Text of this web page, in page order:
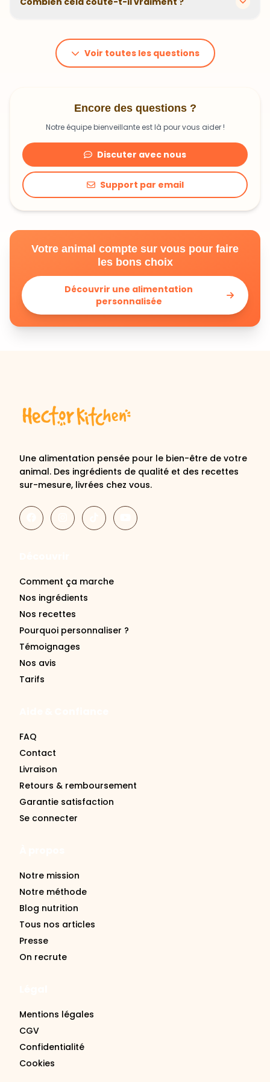
animal. En moyenne, comptez 1,20€ à 1,99€ par jour.
C'est un investissement dans sa santé qui peut vous
faire économiser en frais vétérinaires !
Voir toutes les questions
Encore des questions ?
Notre équipe bienveillante est là pour vous aider !
Discuter avec nous
Support par email
Votre animal compte sur vous pour faire
les bons choix
Découvrir une alimentation
personnalisée
Une alimentation pensée pour le bien-être de votre
animal. Des ingrédients de qualité et des recettes
sur-mesure, livrées chez vous.
Comment ça marche
Nos ingrédients
Nos recettes
Pourquoi personnaliser ?
Témoignages
Nos avis
Tarifs
FAQ
Contact
Livraison
Retours & remboursement
Garantie satisfaction
Se connecter
Notre mission
Notre méthode
Blog nutrition
Tous nos articles
Presse
On recrute
Mentions légales
CGV
Confidentialité
Cookies